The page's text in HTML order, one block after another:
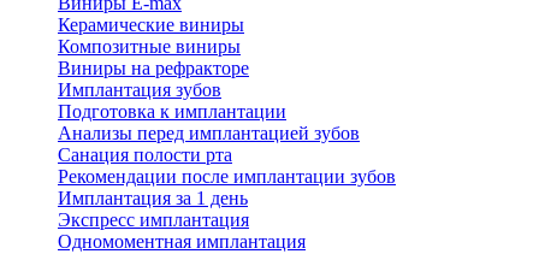
Керамические виниры
Композитные виниры
Виниры на рефракторе
Имплантация зубов
Подготовка к имплантации
Анализы перед имплантацией зубов
Санация полости рта
Рекомендации после имплантации зубов
Имплантация за 1 день
Экспресс имплантация
Одномоментная имплантация